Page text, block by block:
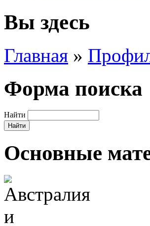
Вы здесь
Главная »
Форма поиска
Найти
Основные